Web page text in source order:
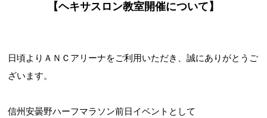
【ヘキサスロン教室開催について】
日頃よりＡＮＣアリーナをご利用いただき、誠にありがとうご
ざいます。
信州安曇野ハーフマラソン前日イベントとして